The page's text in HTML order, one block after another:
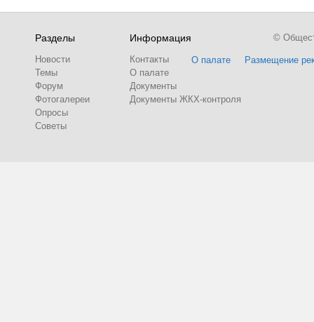
Разделы
Новости
Темы
Форум
Фотогалереи
Опросы
Советы
Информация
Контакты
О палате
Документы
Документы ЖКХ-контроля
О палате Размещение
©